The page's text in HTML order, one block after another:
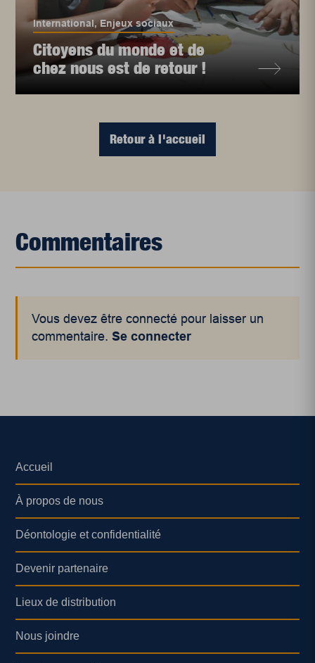
International,Enjeux sociaux
Citoyens du monde et de
chez nous est de retour !
Retour à l'accueil
Commentaires
Vous devez être connecté pour laisser un
commentaire.Se connecter
Accueil
À propos de nous
Déontologie et confidentialité
Devenir partenaire
Lieux de distribution
Nous joindre